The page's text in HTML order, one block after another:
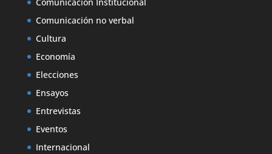
Comunicación no verbal
Cultura
Economía
Elecciones
Ensayos
Entrevistas
Eventos
Internacional